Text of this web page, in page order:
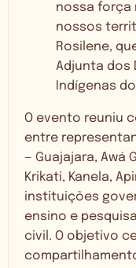
nossa força
nossos
Rosilene,
Adjunta dos
Indígenas
O evento reuniu
entre
— Guajajara, Awá
Krikati, Kanela,
instituições
ensino e
civil. O objetivo